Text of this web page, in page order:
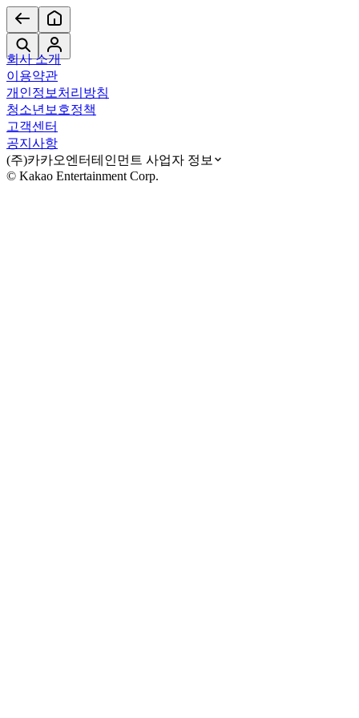
회사 소개
이용약관
개인정보처리방침
청소년보호정책
고객센터
공지사항
(주)카카오엔터테인먼트 사업자 정보
© Kakao Entertainment Corp.